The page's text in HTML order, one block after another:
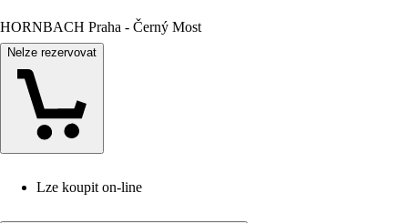
HORNBACH Praha - Černý Most
Nelze rezervovat
Lze koupit on-line